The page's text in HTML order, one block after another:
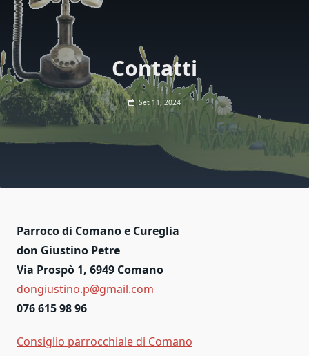
Contatti
Set 11, 2024
Parroco di Comano e Cureglia
don Giustino Petre
Via Prospò 1, 6949 Comano
dongiustino.p@gmail.com
076 615 98 96
Consiglio parrocchiale di Comano